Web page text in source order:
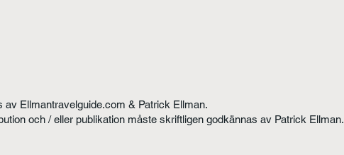
av Ellmantravelguide.com & Patrick Ellman.
och / eller publikation måste skriftligen godkännas av Patrick Ellman.